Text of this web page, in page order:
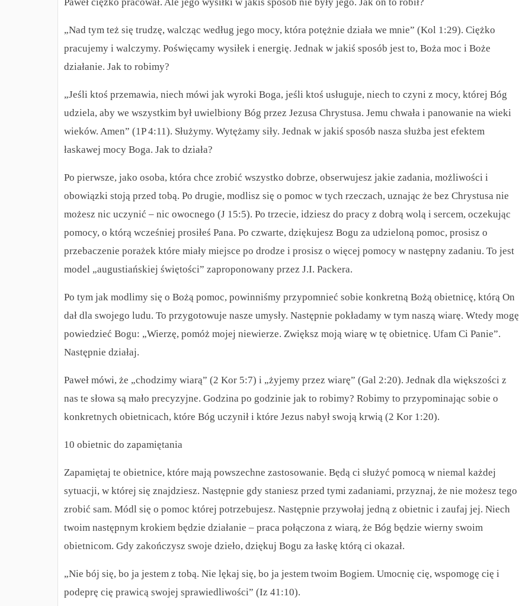
„Nad tym też się trudzę, walcząc według jego mocy, która potężnie działa we mnie” (Kol 1:29). Ciężko
pracujemy i walczymy. Poświęcamy wysiłek i energię. Jednak w jakiś sposób jest to, Boża moc i Boże
działanie. Jak to robimy?
„Jeśli ktoś przemawia, niech mówi jak wyroki Boga, jeśli ktoś usługuje, niech to czyni z mocy, której Bóg
udziela, aby we wszystkim był uwielbiony Bóg przez Jezusa Chrystusa. Jemu chwała i panowanie na wieki
wieków. Amen” (1P 4:11). Służymy. Wytężamy siły. Jednak w jakiś sposób nasza służba jest efektem
łaskawej mocy Boga. Jak to działa?
Po pierwsze, jako osoba, która chce zrobić wszystko dobrze, obserwujesz jakie zadania, możliwości i
obowiązki stoją przed tobą. Po drugie, modlisz się o pomoc w tych rzeczach, uznając że bez Chrystusa nie
możesz nic uczynić – nic owocnego (J 15:5). Po trzecie, idziesz do pracy z dobrą wolą i sercem, oczekując
pomocy, o którą wcześniej prosiłeś Pana. Po czwarte, dziękujesz Bogu za udzieloną pomoc, prosisz o
przebaczenie porażek które miały miejsce po drodze i prosisz o więcej pomocy w następny zadaniu. To jest
model „augustiańskiej świętości” zaproponowany przez J.I. Packera.
Po tym jak modlimy się o Bożą pomoc, powinniśmy przypomnieć sobie konkretną Bożą obietnicę, którą On
dał dla swojego ludu. To przygotowuje nasze umysły. Następnie pokładamy w tym naszą wiarę. Wtedy mogę
powiedzieć Bogu: „Wierzę, pomóż mojej niewierze. Zwiększ moją wiarę w tę obietnicę. Ufam Ci Panie”.
Następnie działaj.
Paweł mówi, że „chodzimy wiarą” (2 Kor 5:7) i „żyjemy przez wiarę” (Gal 2:20). Jednak dla większości z
nas te słowa są mało precyzyjne. Godzina po godzinie jak to robimy? Robimy to przypominając sobie o
konkretnych obietnicach, które Bóg uczynił i które Jezus nabył swoją krwią (2 Kor 1:20).
10 obietnic do zapamiętania
Zapamiętaj te obietnice, które mają powszechne zastosowanie. Będą ci służyć pomocą w niemal każdej
sytuacji, w której się znajdziesz. Następnie gdy staniesz przed tymi zadaniami, przyznaj, że nie możesz tego
zrobić sam. Módl się o pomoc której potrzebujesz. Następnie przywołaj jedną z obietnic i zaufaj jej. Niech
twoim następnym krokiem będzie działanie – praca połączona z wiarą, że Bóg będzie wierny swoim
obietnicom. Gdy zakończysz swoje dzieło, dziękuj Bogu za łaskę którą ci okazał.
„Nie bój się, bo ja jestem z tobą. Nie lękaj się, bo ja jestem twoim Bogiem. Umocnię cię, wspomogę cię i
podeprę cię prawicą swojej sprawiedliwości” (Iz 41:10).